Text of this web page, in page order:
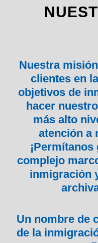
Nuestra
clientes en
objetivos de
hacer
más alto
atención a
complejo
inmigración
Un nombre de
de la